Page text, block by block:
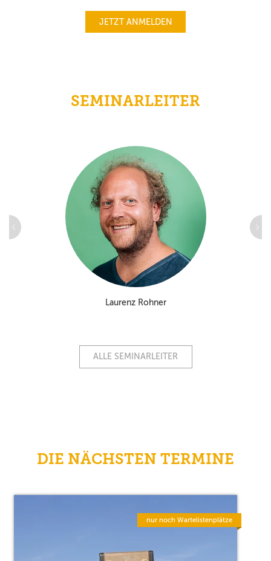
JETZT ANMELDEN
SEMINARLEITER
Laurenz Rohner
ALLE SEMINARLEITER
DIE NÄCHSTEN TERMINE
nur noch Wartelistenplätze